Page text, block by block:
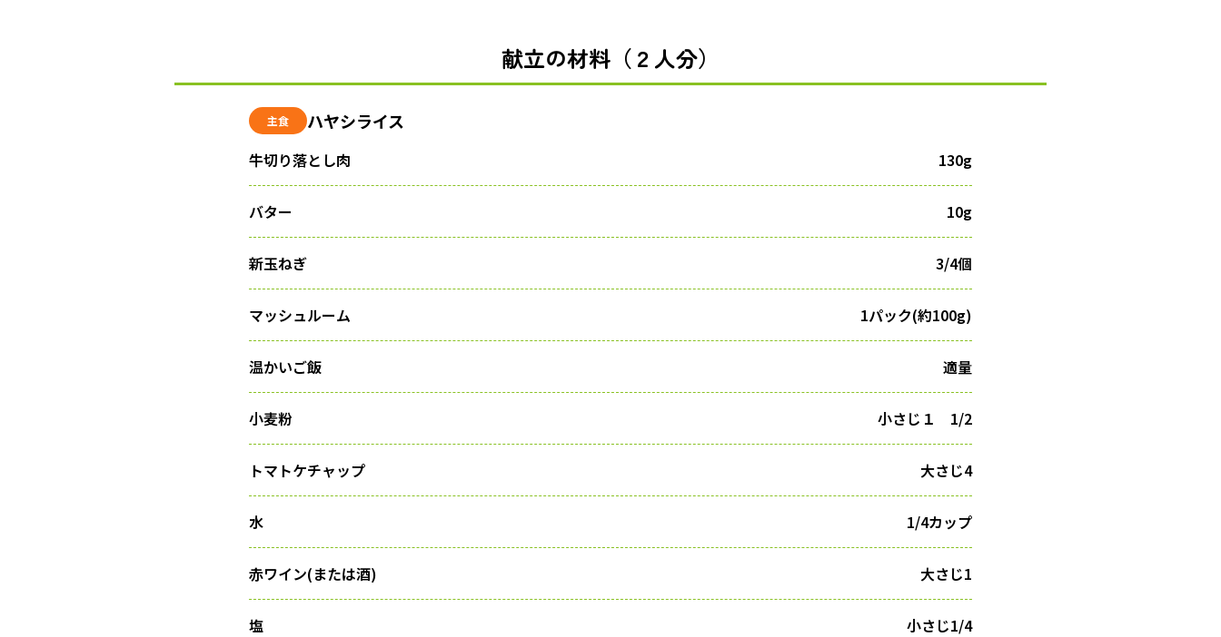
献立の材料（２人分）
主食 ハヤシライス
牛切り落とし肉 130g
バター 10g
新玉ねぎ 3/4個
マッシュルーム 1パック(約100g)
温かいご飯 適量
小麦粉 小さじ１ 1/2
トマトケチャップ 大さじ4
水 1/4カップ
赤ワイン(または酒) 大さじ1
塩 小さじ1/4